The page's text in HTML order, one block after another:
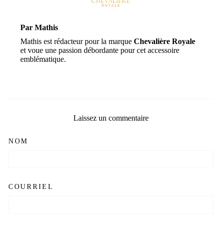
Par Mathis
Mathis est rédacteur pour la marque Chevalière Royale
et voue une passion débordante pour cet accessoire
emblématique.
Laissez un commentaire
NOM
COURRIEL